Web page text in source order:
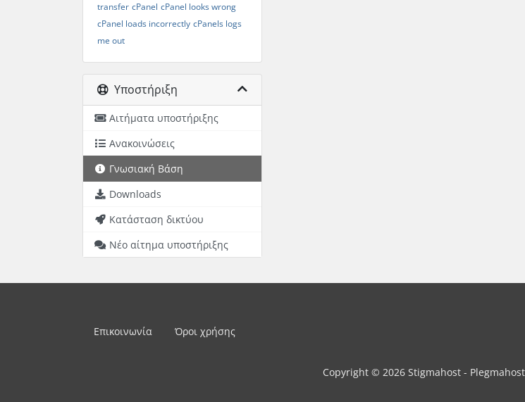
transfer cPanel cPanel looks wrong
cPanel loads incorrectly cPanels logs
me out
Υποστήριξη
Αιτήματα υποστήριξης
Ανακοινώσεις
Γνωσιακή Βάση
Downloads
Κατάσταση δικτύου
Νέο αίτημα υποστήριξης
Επικοινωνία Όροι χρήσης
Copyright © 2026 Stigmahost -